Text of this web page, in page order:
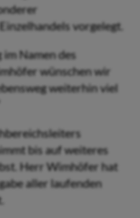
vorgelegt.
Namen des
wünschen wir
weiterhin viel
bis auf weiteres
Herr Wimhöfer hat
aller laufenden